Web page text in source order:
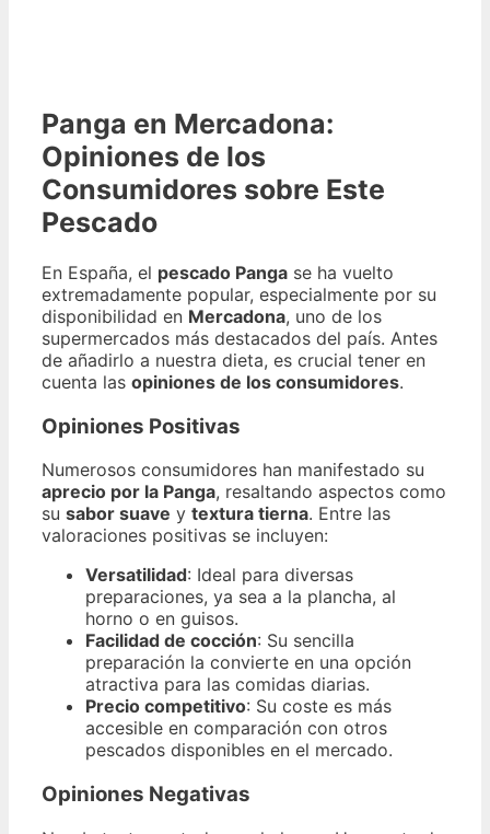
Panga en Mercadona:
Opiniones de los
Consumidores sobre Este
Pescado
En España, el pescado Panga se ha vuelto
extremadamente popular, especialmente por su
disponibilidad en Mercadona, uno de los
supermercados más destacados del país. Antes
de añadirlo a nuestra dieta, es crucial tener en
cuenta las opiniones de los consumidores.
Opiniones Positivas
Numerosos consumidores han manifestado su
aprecio por la Panga, resaltando aspectos como
su sabor suave y textura tierna. Entre las
valoraciones positivas se incluyen:
Versatilidad: Ideal para diversas
preparaciones, ya sea a la plancha, al
horno o en guisos.
Facilidad de cocción: Su sencilla
preparación la convierte en una opción
atractiva para las comidas diarias.
Precio competitivo: Su coste es más
accesible en comparación con otros
pescados disponibles en el mercado.
Opiniones Negativas